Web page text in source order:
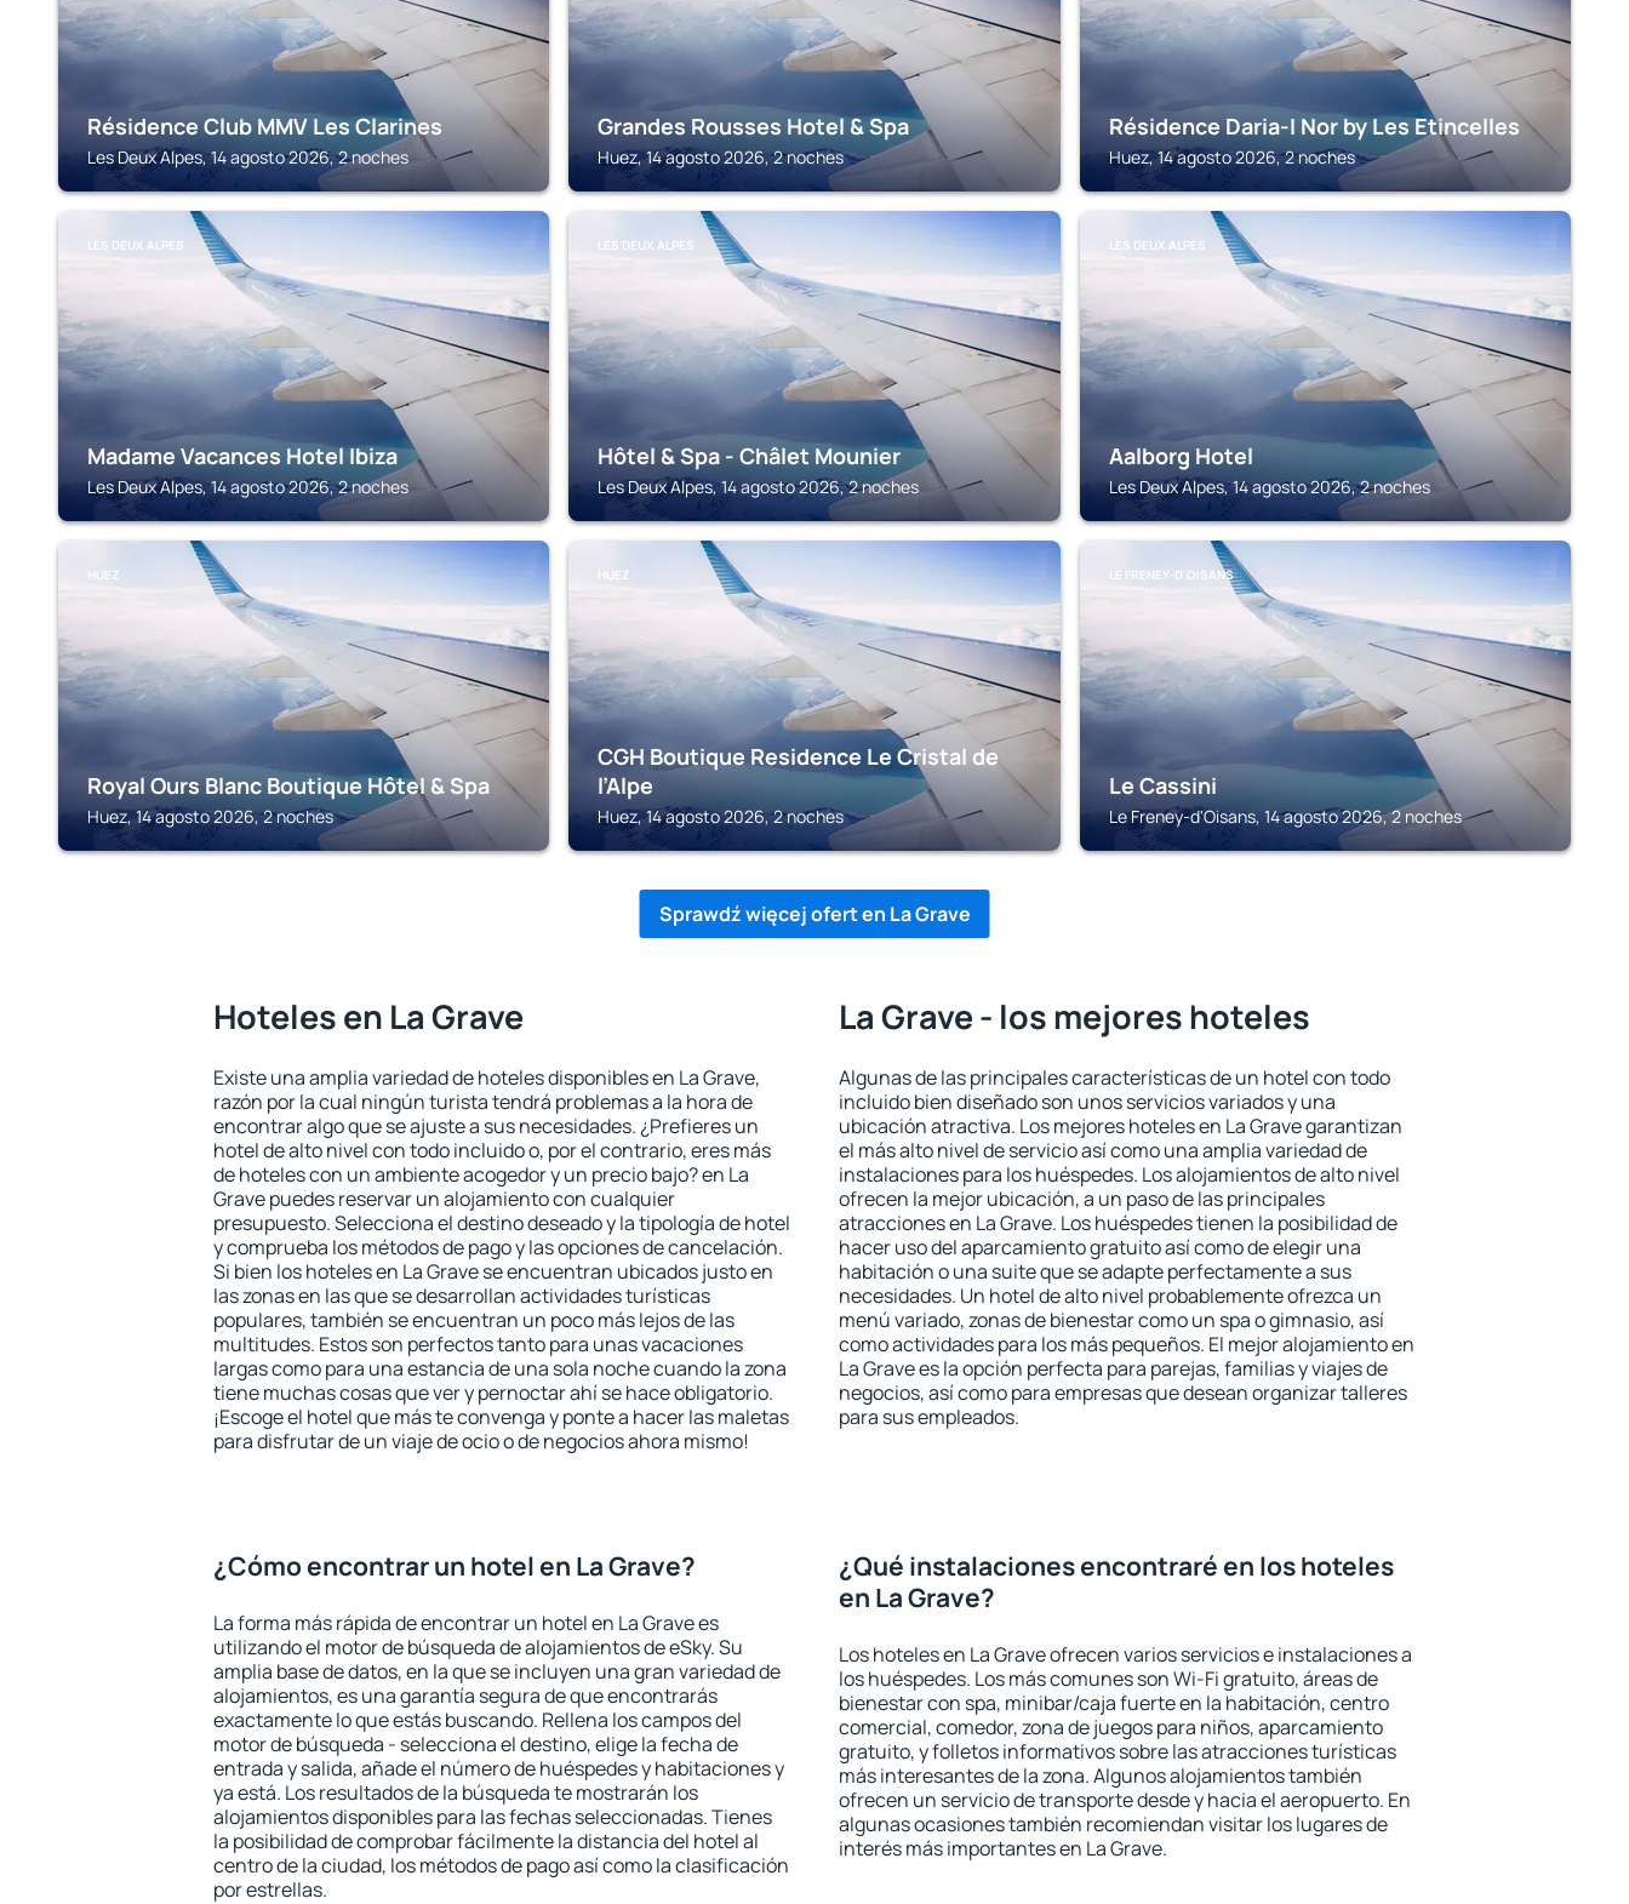
Résidence Club MMV Les Clarines
Les Deux Alpes, 14 agosto 2026, 2 noches
Grandes Rousses Hotel & Spa
Huez, 14 agosto 2026, 2 noches
Résidence Daria-I Nor by Les Etincelles
Huez, 14 agosto 2026, 2 noches
LES DEUX ALPES
Madame Vacances Hotel Ibiza
Les Deux Alpes, 14 agosto 2026, 2 noches
LES DEUX ALPES
Hôtel & Spa - Châlet Mounier
Les Deux Alpes, 14 agosto 2026, 2 noches
LES DEUX ALPES
Aalborg Hotel
Les Deux Alpes, 14 agosto 2026, 2 noches
HUEZ
Royal Ours Blanc Boutique Hôtel & Spa
Huez, 14 agosto 2026, 2 noches
HUEZ
CGH Boutique Residence Le Cristal de
l’Alpe
Huez, 14 agosto 2026, 2 noches
LE FRENEY-D'OISANS
Le Cassini
Le Freney-d'Oisans, 14 agosto 2026, 2 noches
Sprawdź więcej ofert en La Grave
Hoteles en La Grave
Existe una amplia variedad de hoteles disponibles en La Grave,
razón por la cual ningún turista tendrá problemas a la hora de
encontrar algo que se ajuste a sus necesidades. ¿Prefieres un
hotel de alto nivel con todo incluido o, por el contrario, eres más
de hoteles con un ambiente acogedor y un precio bajo? en La
Grave puedes reservar un alojamiento con cualquier
presupuesto. Selecciona el destino deseado y la tipología de hotel
y comprueba los métodos de pago y las opciones de cancelación.
Si bien los hoteles en La Grave se encuentran ubicados justo en
las zonas en las que se desarrollan actividades turísticas
populares, también se encuentran un poco más lejos de las
multitudes. Estos son perfectos tanto para unas vacaciones
largas como para una estancia de una sola noche cuando la zona
tiene muchas cosas que ver y pernoctar ahí se hace obligatorio.
¡Escoge el hotel que más te convenga y ponte a hacer las maletas
para disfrutar de un viaje de ocio o de negocios ahora mismo!
La Grave - los mejores hoteles
Algunas de las principales características de un hotel con todo
incluido bien diseñado son unos servicios variados y una
ubicación atractiva. Los mejores hoteles en La Grave garantizan
el más alto nivel de servicio así como una amplia variedad de
instalaciones para los huéspedes. Los alojamientos de alto nivel
ofrecen la mejor ubicación, a un paso de las principales
atracciones en La Grave. Los huéspedes tienen la posibilidad de
hacer uso del aparcamiento gratuito así como de elegir una
habitación o una suite que se adapte perfectamente a sus
necesidades. Un hotel de alto nivel probablemente ofrezca un
menú variado, zonas de bienestar como un spa o gimnasio, así
como actividades para los más pequeños. El mejor alojamiento en
La Grave es la opción perfecta para parejas, familias y viajes de
negocios, así como para empresas que desean organizar talleres
para sus empleados.
¿Cómo encontrar un hotel en La Grave?
La forma más rápida de encontrar un hotel en La Grave es
utilizando el motor de búsqueda de alojamientos de eSky. Su
amplia base de datos, en la que se incluyen una gran variedad de
alojamientos, es una garantía segura de que encontrarás
exactamente lo que estás buscando. Rellena los campos del
motor de búsqueda - selecciona el destino, elige la fecha de
entrada y salida, añade el número de huéspedes y habitaciones y
ya está. Los resultados de la búsqueda te mostrarán los
alojamientos disponibles para las fechas seleccionadas. Tienes
la posibilidad de comprobar fácilmente la distancia del hotel al
centro de la ciudad, los métodos de pago así como la clasificación
por estrellas.
¿Qué instalaciones encontraré en los hoteles
en La Grave?
Los hoteles en La Grave ofrecen varios servicios e instalaciones a
los huéspedes. Los más comunes son Wi-Fi gratuito, áreas de
bienestar con spa, minibar/caja fuerte en la habitación, centro
comercial, comedor, zona de juegos para niños, aparcamiento
gratuito, y folletos informativos sobre las atracciones turísticas
más interesantes de la zona. Algunos alojamientos también
ofrecen un servicio de transporte desde y hacia el aeropuerto. En
algunas ocasiones también recomiendan visitar los lugares de
interés más importantes en La Grave.